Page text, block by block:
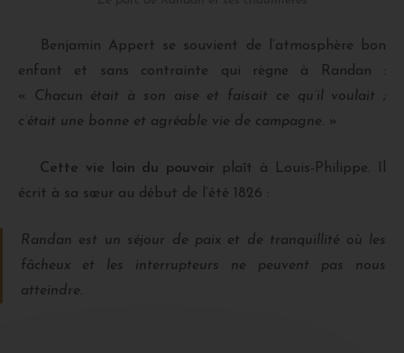
Benjamin Appert se souvient de l’atmosphère bon
enfant et sans contrainte qui règne à Randan :
«
Chacun était à son aise et faisait ce qu’il voulait ;
c’était une bonne et agréable vie de campagne. »
Cette vie loin du pouvoir
plaît à Louis-Philippe. Il
écrit à sa sœur au début de l’été 1826 :
Randan est un séjour de paix et de tranquillité où les
fâcheux et les interrupteurs ne peuvent pas nous
atteindre.